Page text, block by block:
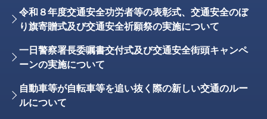
令和８年度交通安全功労者等の表彰式、交通安全のぼ
り旗寄贈式及び交通安全祈願祭の実施について
一日警察署長委嘱書交付式及び交通安全街頭キャンペ
ーンの実施について
自動車等が自転車等を追い抜く際の新しい交通のルー
ルについて